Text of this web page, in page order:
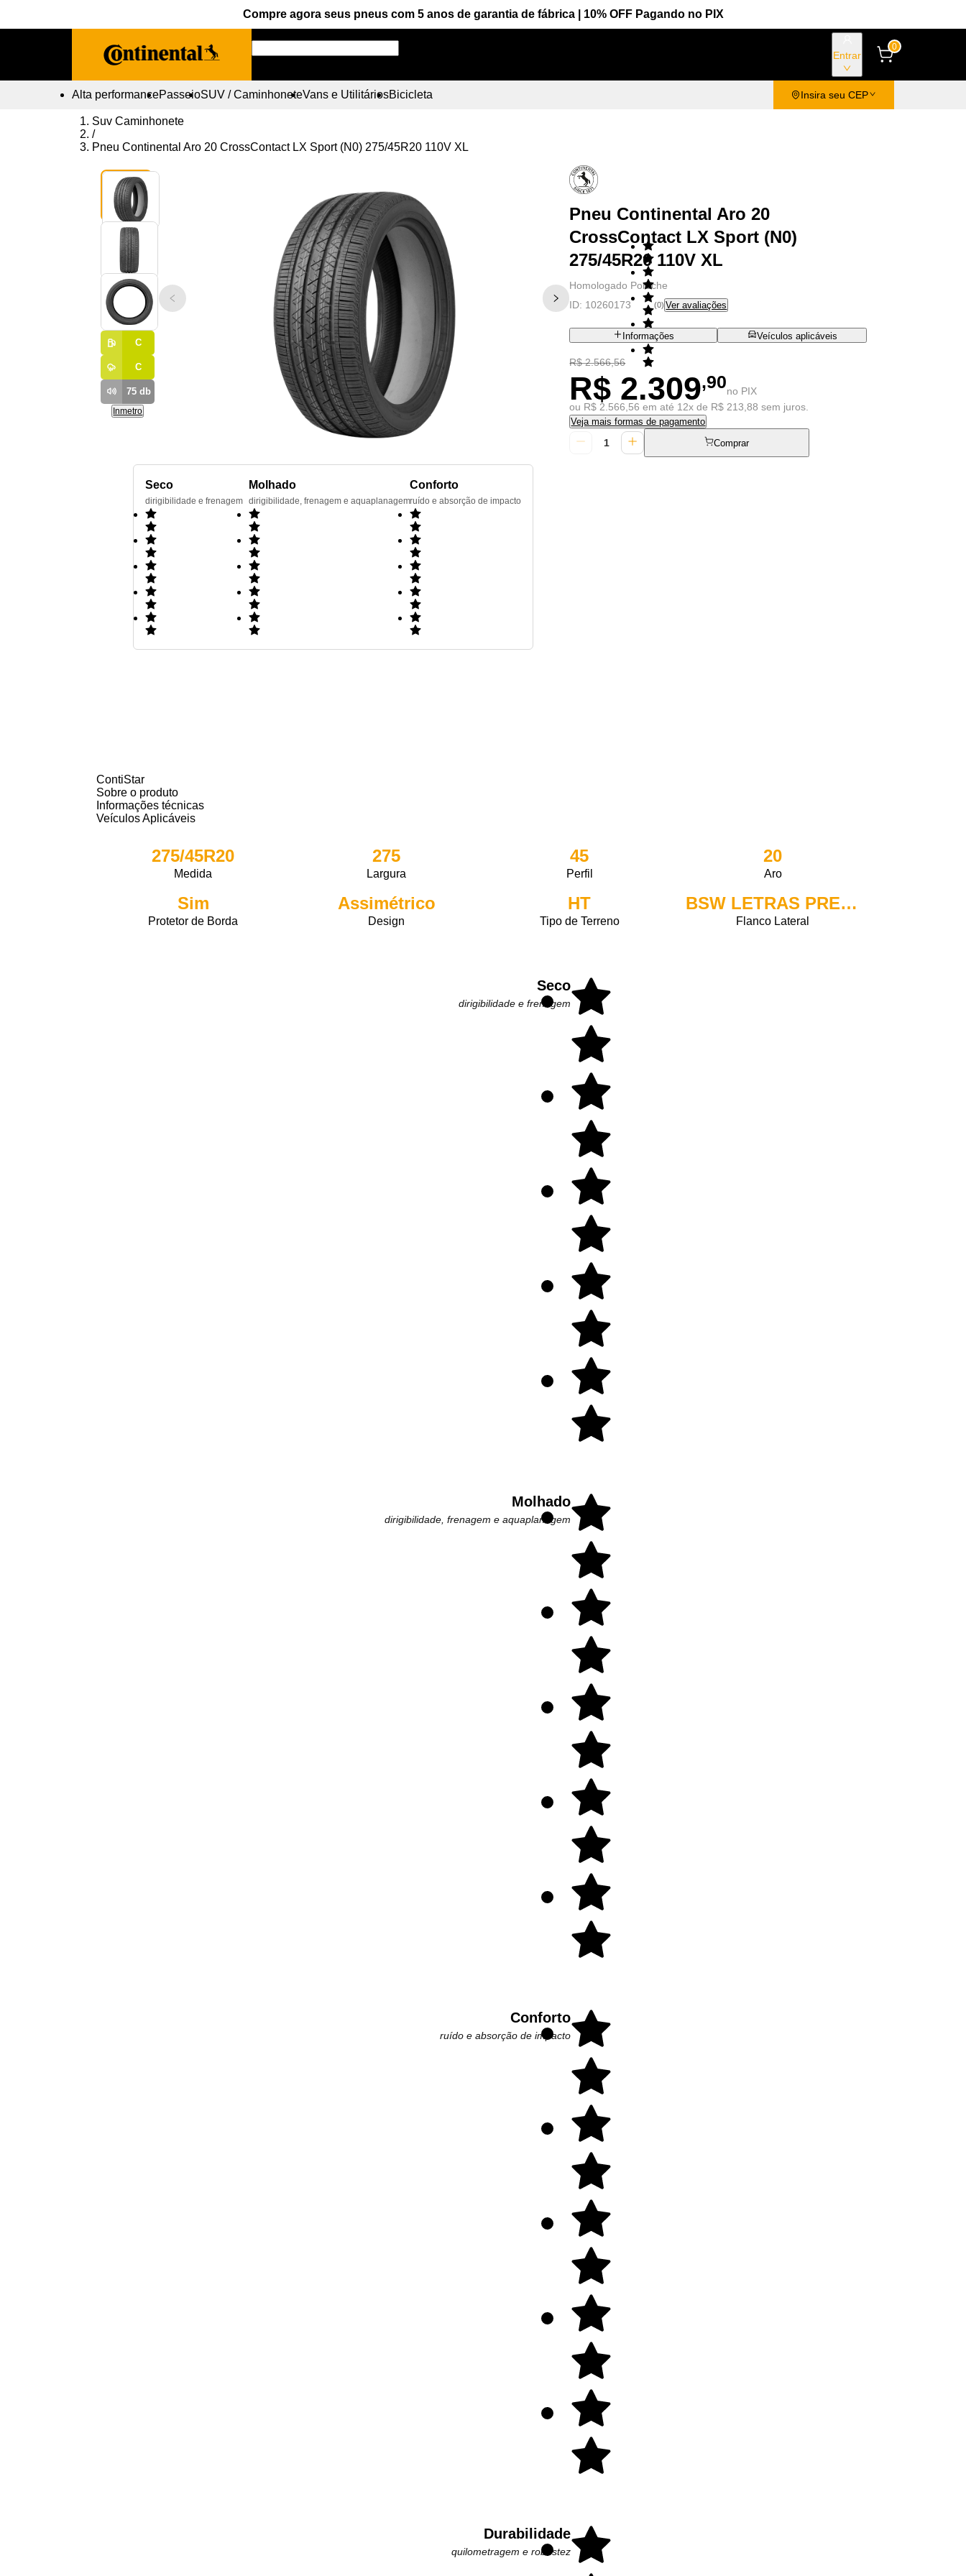
Compre agora seus pneus com 5 anos de garantia de fábrica | 10% OFF Pagando no PIX
Entrar
0
Alta performancePasseioSUV / CaminhoneteVans e UtilitáriosBicicleta Insira seu CEP
Suv Caminhonete
/
Pneu Continental Aro 20 CrossContact LX Sport (N0) 275/45R20 110V XL
C
C
75db
Inmetro
Seco
dirigibilidade e frenagem
Molhado
dirigibilidade, frenagem e aquaplanagem
Conforto
ruído e absorção de impacto
Pneu Continental Aro 20
CrossContact LX Sport (N0)
275/45R20 110V XL
Homologado Porsche
ID: 10260173 (0) Ver avaliações
Informações Veículos aplicáveis
R$ 2.566,56
R$ 2.309,90no PIX
ou R$ 2.566,56 em até 12x de R$ 213,88 sem juros.
Veja mais formas de pagamento
Comprar
ContiStar
Sobre o produto
Informações técnicas
Veículos Aplicáveis
275/45R20
Medida
275
Largura
45
Perfil
20
Aro
Sim
Protetor de Borda
Assimétrico
Design
HT
Tipo de Terreno
BSW LETRAS PRETAS
Flanco Lateral
Seco
dirigibilidade e frenagem
Molhado
dirigibilidade, frenagem e aquaplanagem
Conforto
ruído e absorção de impacto
Durabilidade
quilometragem e robustez